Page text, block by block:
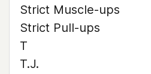
Strict Muscle-ups
Strict Pull-ups
T
T.J.